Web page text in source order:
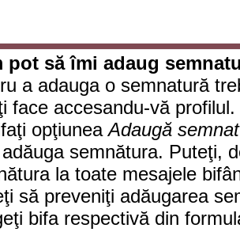
pot să îmi adaug
a adauga o semnatură
face accesandu-vă
opţiuneaAdaugă
semnătura. Puteţi,
la toate mesajele
să preveniţi adăugarea
bifa respectivă din